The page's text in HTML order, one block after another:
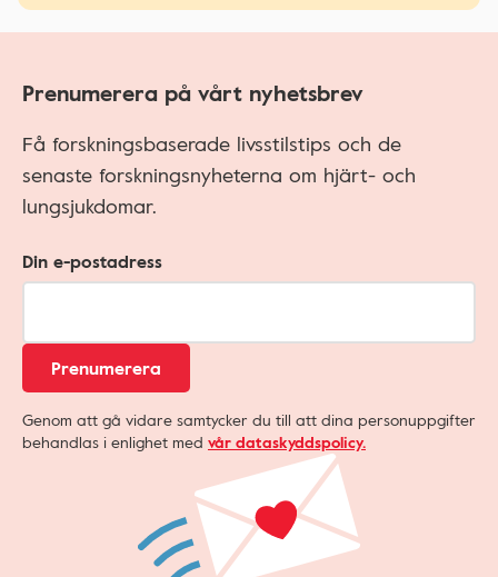
Prenumerera på vårt nyhetsbrev
Få forskningsbaserade livsstilstips och de
senaste forskningsnyheterna om hjärt- och
lungsjukdomar.
Din e-postadress
Prenumerera
Genom att gå vidare samtycker du till att dina personuppgifter
behandlas i enlighet med vår dataskyddspolicy.